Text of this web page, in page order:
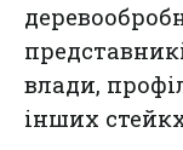
влади,
інших